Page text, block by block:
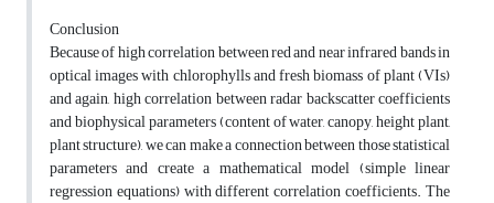
Conclusion
Because of high correlation between red and near infrared bands in
optical images with chlorophylls and fresh biomass of plant (VIs)
and again, high correlation between radar backscatter coefficients
and biophysical parameters (content of water, canopy, height plant,
plant structure), we can make a connection between those statistical
parameters and create a mathematical model (simple linear
regression equations) with different correlation coefficients. The